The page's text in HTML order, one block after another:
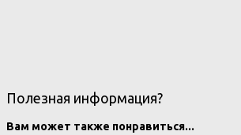
Полезная информация?
Вам может также понравиться...